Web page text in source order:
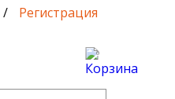
/ Регистрация
0